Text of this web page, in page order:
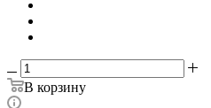
В корзину